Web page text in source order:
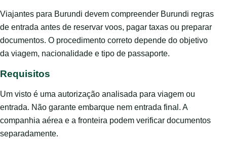
Viajantes para Burundi devem compreender Burundi regras
de entrada antes de reservar voos, pagar taxas ou preparar
documentos. O procedimento correto depende do objetivo
da viagem, nacionalidade e tipo de passaporte.
Requisitos
Um visto é uma autorização analisada para viagem ou
entrada. Não garante embarque nem entrada final. A
companhia aérea e a fronteira podem verificar documentos
separadamente.